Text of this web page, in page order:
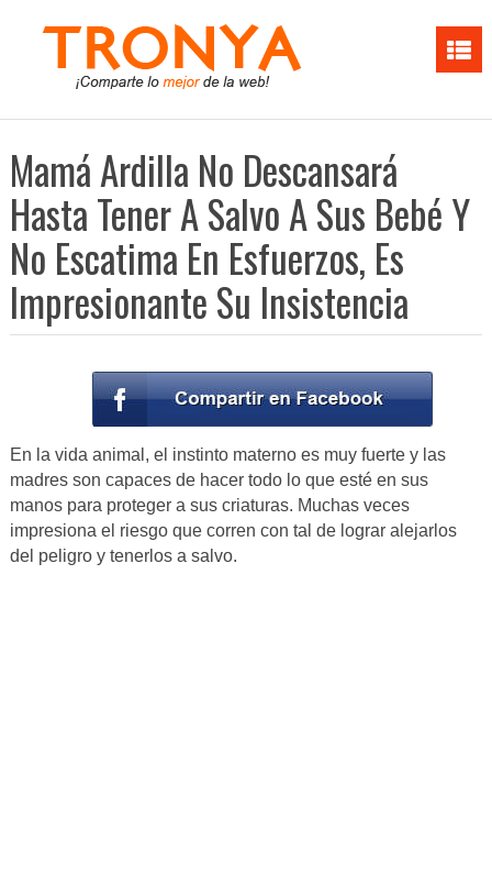
Mamá Ardilla No Descansará
Hasta Tener A Salvo A Sus Bebé Y
No Escatima En Esfuerzos, Es
Impresionante Su Insistencia
En la vida animal, el instinto materno es muy fuerte y las
madres son capaces de hacer todo lo que esté en sus
manos para proteger a sus criaturas. Muchas veces
impresiona el riesgo que corren con tal de lograr alejarlos
del peligro y tenerlos a salvo.